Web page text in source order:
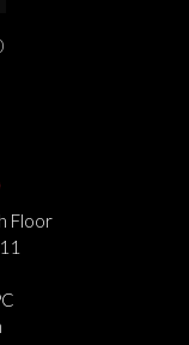
Floor